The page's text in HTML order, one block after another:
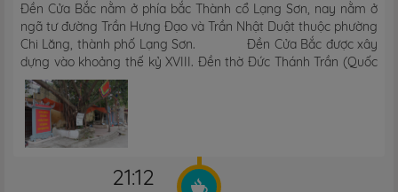
Đền Cửa Bắc nằm ở phía bắc Thành cổ Lạng Sơn, nay nằm ở
ngã tư đường Trần Hưng Đạo và Trần Nhật Duật thuộc phường
Chi Lăng, thành phố Lạng Sơn. Đền Cửa Bắc được xây
dựng vào khoảng thế kỷ XVIII. Đền thờ Đức Thánh Trần (Quốc
Công ...
21:12